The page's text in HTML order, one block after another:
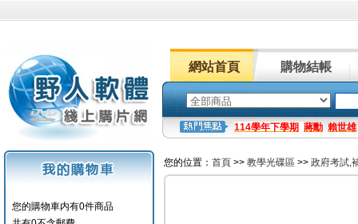
網站首頁 購物結帳
114學年下學期 蔣勳 賴世雄
您的購物車内有0件商品
您的位置： 首頁 >> 教學光碟區 >> 政府考試,